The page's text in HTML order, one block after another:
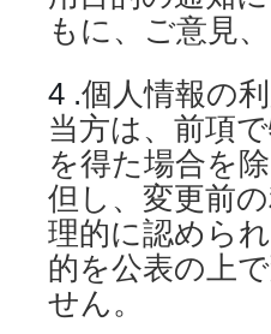
もに、ご意見
4 .個人情報の
当方は、前項
を得た場合を
但し、変更前
理的に認めら
的を公表の上
せん。